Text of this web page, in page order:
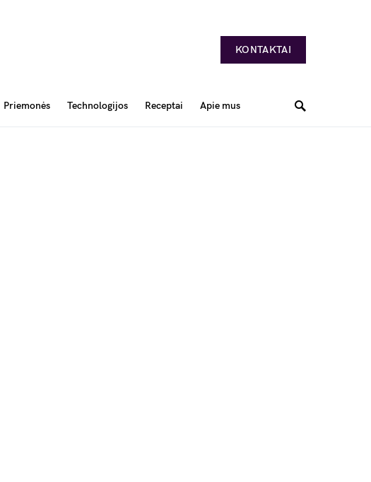
KONTAKTAI
Priemonės Technologijos Receptai Apie mus